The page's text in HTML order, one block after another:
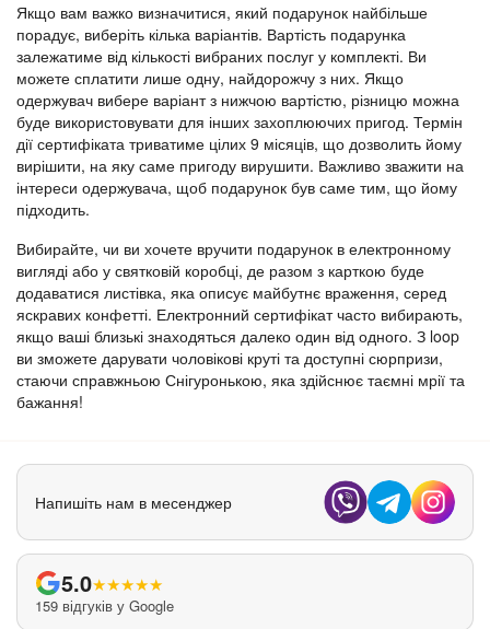
Якщо вам важко визначитися, який подарунок найбільше
порадує, виберіть кілька варіантів. Вартість подарунка
залежатиме від кількості вибраних послуг у комплекті. Ви
можете сплатити лише одну, найдорожчу з них. Якщо
одержувач вибере варіант з нижчою вартістю, різницю можна
буде використовувати для інших захоплюючих пригод. Термін
дії сертифіката триватиме цілих 9 місяців, що дозволить йому
вирішити, на яку саме пригоду вирушити. Важливо зважити на
інтереси одержувача, щоб подарунок був саме тим, що йому
підходить.
Вибирайте, чи ви хочете вручити подарунок в електронному
вигляді або у святковій коробці, де разом з карткою буде
додаватися листівка, яка описує майбутнє враження, серед
яскравих конфетті. Електронний сертифікат часто вибирають,
якщо ваші близькі знаходяться далеко один від одного. З loop
ви зможете дарувати чоловікові круті та доступні сюрпризи,
стаючи справжньою Снігуронькою, яка здійснює таємні мрії та
бажання!
Напишіть нам в месенджер
5.0★★★★★
159 відгуків у Google